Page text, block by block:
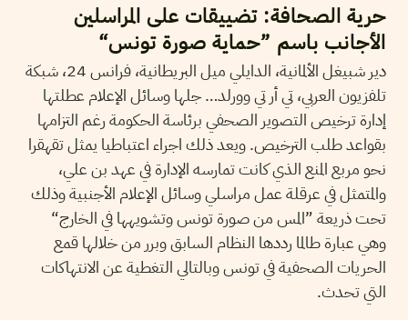
حرية الصحافة: تضييقات على المراسلين
الأجانب باسم ”حماية صورة تونس“
دير شبيغل الألمانية، الدايلي ميل البريطانية، فرانس 24، شبكة
تلفزيون العربي، تي أر تي وورلد… جلها وسائل الإعلام عطلتها
إدارة ترخيص التصوير الصحفي برئاسة الحكومة رغم التزامها
بقواعد طلب الترخيص. ويعد ذلك اجراء اعتباطيا يمثل تقهقرا
نحو مربع المنع الذي كانت تمارسه الإدارة في عهد بن علي،
والمتمثل في عرقلة عمل مراسلي وسائل الإعلام الأجنبية وذلك
تحت ذريعة ”المس من صورة تونس وتشويهها في الخارج“
وهي عبارة طالما رددها النظام السابق وبرر من خلالها قمع
الحريات الصحفية في تونس وبالتالي التغطية عن الانتهاكات
التي تحدث.